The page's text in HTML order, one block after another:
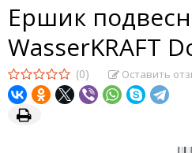
Ершик
WasserKRAFT
(0) Оставить